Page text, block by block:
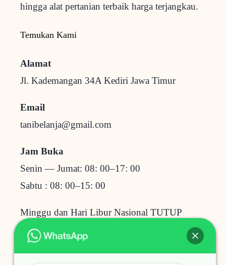
hingga alat pertanian terbaik harga terjangkau.
Temukan Kami
Alamat
Jl. Kademangan 34A Kediri Jawa Timur
Email
tanibelanja@gmail.com
Jam Buka
Senin — Jumat: 08: 00–17: 00
Sabtu : 08: 00–15: 00
Minggu dan Hari Libur Nasional TUTUP
Baru Dilihat